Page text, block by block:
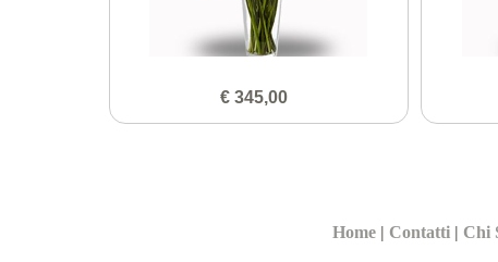
€ 345,00
Home | Contatti | Chi